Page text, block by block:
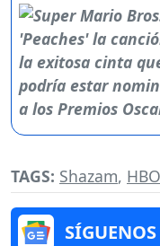
TAGS: Shazam,